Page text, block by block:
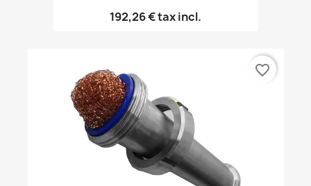
192,26 €tax incl.
favorite_border